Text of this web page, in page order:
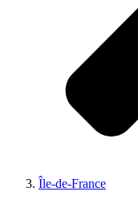
Île-de-France